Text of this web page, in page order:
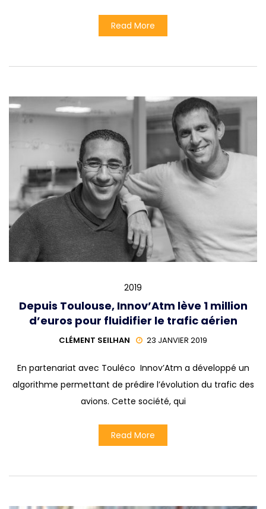
Read More
2019
Depuis Toulouse, Innov’Atm lève 1 million
d’euros pour fluidifier le trafic aérien
CLÉMENT SEILHAN 23 JANVIER 2019
En partenariat avec Touléco Innov’Atm a développé un
algorithme permettant de prédire l’évolution du trafic des
avions. Cette société, qui
Read More